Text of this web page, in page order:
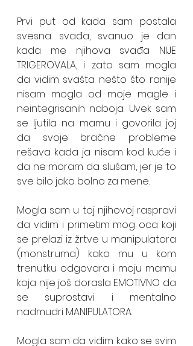
Prvi put od kada sam postala
svesna svađa, svanuo je dan
kada me njihova svađa NIJE
TRIGEROVALA, i zato sam mogla
da vidim svašta nešto što ranije
nisam mogla od moje magle i
neintegrisanih naboja. Uvek sam
se ljutila na mamu i govorila joj
da svoje bračne probleme
rešava kada ja nisam kod kuće i
da ne moram da slušam, jer je to
sve bilo jako bolno za mene.
Mogla sam u toj njihovoj raspravi
da vidim i primetim mog oca koji
se prelazi iz žrtve u manipulatora
(monstruma) kako mu u kom
trenutku odgovara i moju mamu
koja nije još dorasla EMOTIVNO da
se suprostavi i mentalno
nadmudri MANIPULATORA.
Mogla sam da vidim kako se svim